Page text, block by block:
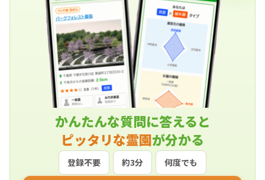
かんたんな質問に答えると
ピッタリな霊園が分かる
登録不要 約3分 何度でも